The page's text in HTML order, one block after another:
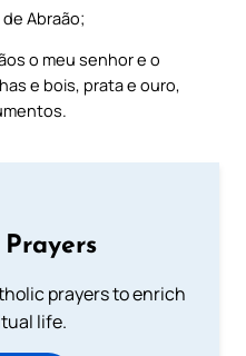
Abraão;
o meu senhor e o
e bois, prata e ouro,
prayers to enrich
life.